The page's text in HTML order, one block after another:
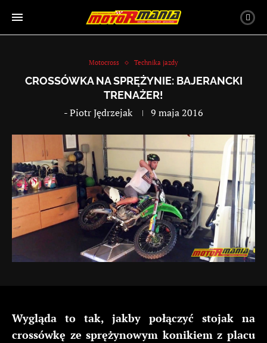
Motocross Technika jazdy
CROSSÓWKA NA SPRĘŻYNIE: BAJERANCKI
TRENAŻER!
-Piotr Jędrzejak 9 maja 2016
Wygląda to tak, jakby połączyć stojak na
crossówkę ze sprężynowym konikiem z placu